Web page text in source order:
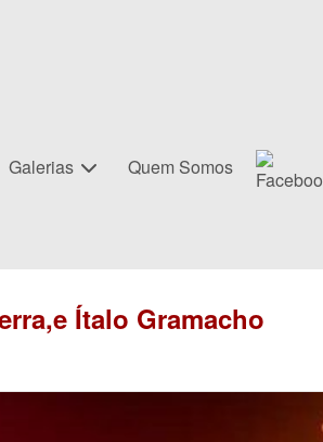
Galerias Quem Somos
Ítalo Gramacho